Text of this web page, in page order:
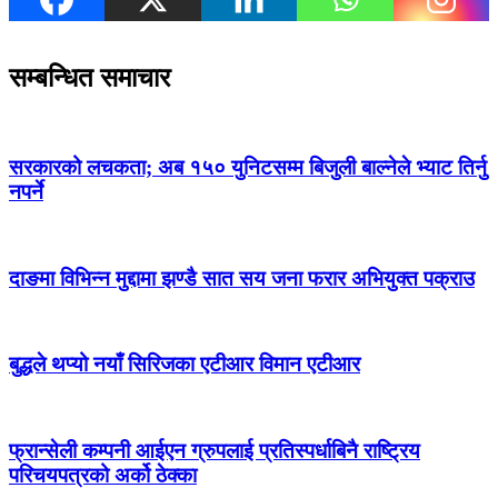
सम्बन्धित समाचार
सरकारको लचकता; अब १५० युनिटसम्म बिजुली बाल्नेले भ्याट तिर्नु
नपर्ने
दाङमा विभिन्न मुद्दामा झण्डै सात सय जना फरार अभियुक्त पक्राउ
बुद्धले थप्यो नयाँ सिरिजका एटीआर विमान एटीआर
फ्रान्सेली कम्पनी आईएन ग्रुपलाई प्रतिस्पर्धाबिनै राष्ट्रिय
परिचयपत्रको अर्को ठेक्का